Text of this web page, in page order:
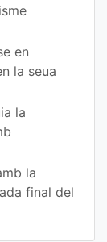
en
la seua
la
la
final del